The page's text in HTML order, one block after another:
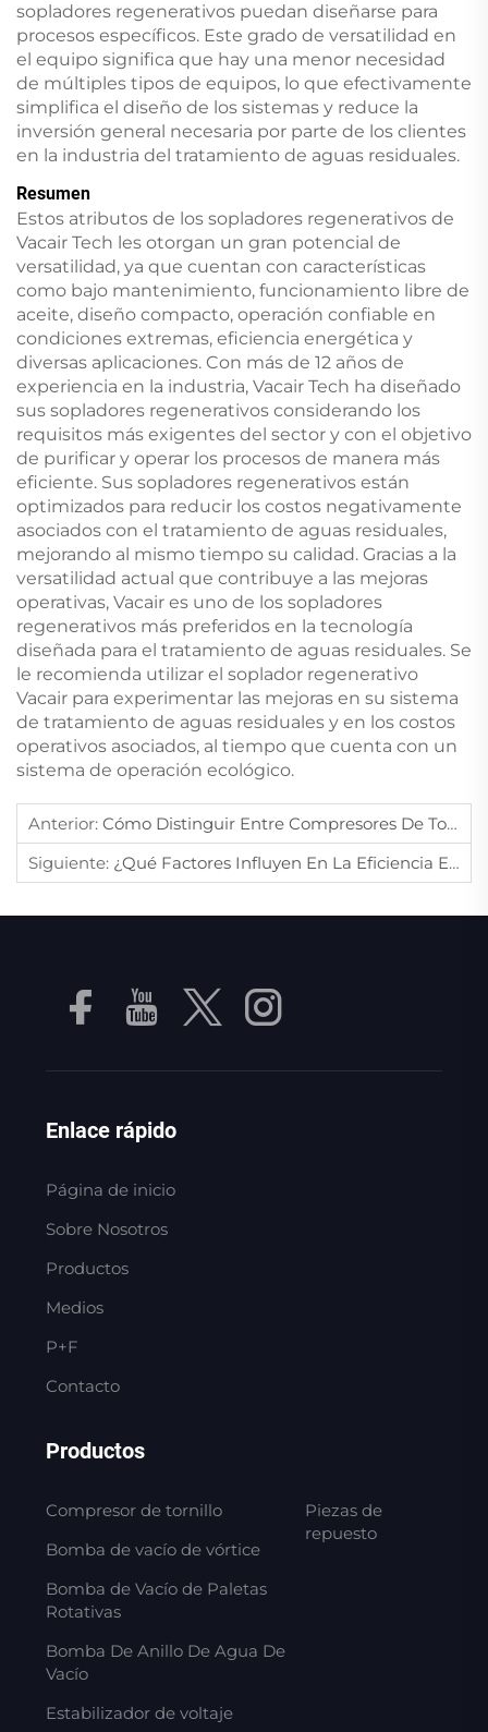
sopladores regenerativos puedan diseñarse para
procesos específicos. Este grado de versatilidad en
el equipo significa que hay una menor necesidad
de múltiples tipos de equipos, lo que efectivamente
simplifica el diseño de los sistemas y reduce la
inversión general necesaria por parte de los clientes
en la industria del tratamiento de aguas residuales.
Resumen
Estos atributos de los sopladores regenerativos de
Vacair Tech les otorgan un gran potencial de
versatilidad, ya que cuentan con características
como bajo mantenimiento, funcionamiento libre de
aceite, diseño compacto, operación confiable en
condiciones extremas, eficiencia energética y
diversas aplicaciones. Con más de 12 años de
experiencia en la industria, Vacair Tech ha diseñado
sus sopladores regenerativos considerando los
requisitos más exigentes del sector y con el objetivo
de purificar y operar los procesos de manera más
eficiente. Sus sopladores regenerativos están
optimizados para reducir los costos negativamente
asociados con el tratamiento de aguas residuales,
mejorando al mismo tiempo su calidad. Gracias a la
versatilidad actual que contribuye a las mejoras
operativas, Vacair es uno de los sopladores
regenerativos más preferidos en la tecnología
diseñada para el tratamiento de aguas residuales. Se
le recomienda utilizar el soplador regenerativo
Vacair para experimentar las mejoras en su sistema
de tratamiento de aguas residuales y en los costos
operativos asociados, al tiempo que cuenta con un
sistema de operación ecológico.
Anterior: Cómo Distinguir Entre Compresores De Tornillo De Una Etapa Y De Dos Etapas Para Uso Industrial?
Siguiente: ¿Qué Factores Influyen En La Eficiencia Energética De Los Sopladores De Aire En Entornos Industriales?
Enlace rápido
Página de inicio
Sobre Nosotros
Productos
Medios
P+F
Contacto
Productos
Compresor de tornillo
Bomba de vacío de vórtice
Bomba de Vacío de Paletas
Rotativas
Bomba De Anillo De Agua De
Vacío
Estabilizador de voltaje
Piezas de
repuesto